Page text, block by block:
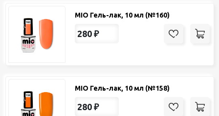
MIO Гель-лак, 10 мл (№160)
280 ₽
MIO Гель-лак, 10 мл (№158)
280 ₽